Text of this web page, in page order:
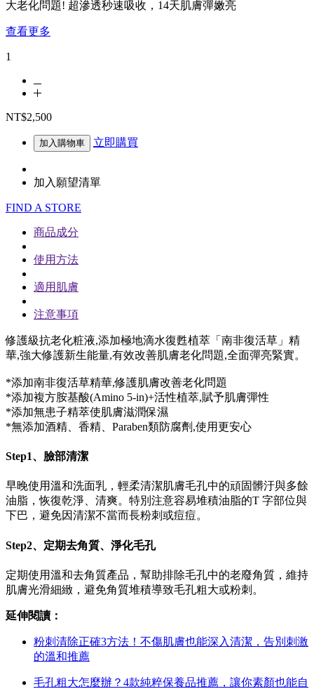
大老化問題! 超滲透秒速吸收，14天肌膚彈嫩亮
查看更多
1
NT$2,500
加入購物車 立即購買
加入願望清單
FIND A STORE
商品成分
使用方法
適用肌膚
注意事項
修護級抗老化粧液,添加極地滴水復甦植萃「南非復活草」精
華,強大修護新生能量,有效改善肌膚老化問題,全面彈亮緊實。
*添加南非復活草精華,修護肌膚改善老化問題
*添加複方胺基酸(Amino 5-in)+活性植萃,賦予肌膚彈性
*添加無患子精萃使肌膚滋潤保濕
*無添加酒精、香精、Paraben類防腐劑,使用更安心
Step1、臉部清潔
早晚使用溫和洗面乳，輕柔清潔肌膚毛孔中的頑固髒汙與多餘
油脂，恢復乾淨、清爽。特別注意容易堆積油脂的T 字部位與
下巴，避免因清潔不當而長粉刺或痘痘。
Step2、定期去角質、淨化毛孔
定期使用溫和去角質產品，幫助排除毛孔中的老廢角質，維持
肌膚光滑細緻，避免角質堆積導致毛孔粗大或粉刺。
延伸閱讀：
粉刺清除正確3方法！不傷肌膚也能深入清潔，告別刺激
的溫和推薦
毛孔粗大怎麼辦？4款純粹保養品推薦，讓你素顏也能自